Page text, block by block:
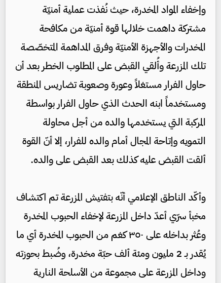
وإخفاء المواد المخدرة، حيث نُفذت عملية أمنيّة
مشتركة داهمت خلالها قوة أمنيّة من مكافحة
المخدرات والأجهزة الأمنيّة وفرق المداهمة المتخصّصة
تلك المزرعة وأُلقي القبض على المطلوب الخطر بعد أن
حاول الفرار مستغلاً وعورة وصعوبة تضاريس المنطقة
ومستخدماً ابنه الحدث الذي حاول الفرار بواسطة
المركبة التي يستخدمها والده من أجل محاولة
التمويه وإتاحة المجال أمام والده للفرار، إلا أنّ القوة
ألقت القبض عليه كذلك بعد القبض على والده.
وأكّد الناطق الإعلامي أنّه بتفتيش المزرعة تم اكتشاف
مخبأ سرّي أعدّ داخل المزرعة لإخفاء الحبوب المخدرة
وعُثر بداخله على ٣٥٠ كغم من الحبوب المخدرة أي ما
يُقدر بـ 2 مليون ومئة ألف حبّة مخدرة، وضُبط بحوزته
وداخل المزرعة على مجموعة من الأسلحة النارية